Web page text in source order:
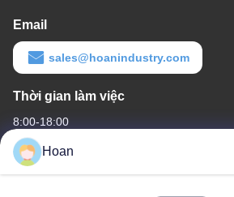
Email
sales@hoanindustry.com
Thời gian làm việc
8:00-18:00
Địa chỉ của chúng tôi
Hoan